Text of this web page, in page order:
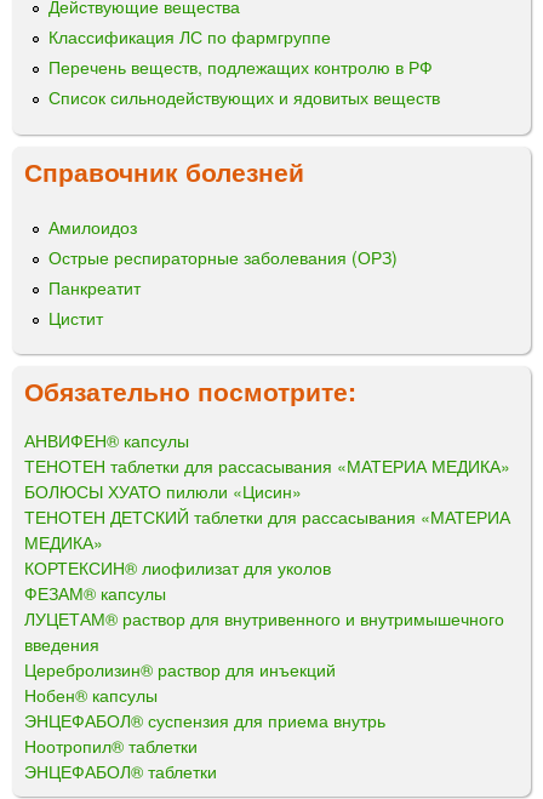
Действующие вещества
Классификация ЛС по фармгруппе
Перечень веществ, подлежащих контролю в РФ
Список сильнодействующих и ядовитых веществ
Справочник болезней
Амилоидоз
Острые респираторные заболевания (ОРЗ)
Панкреатит
Цистит
Обязательно посмотрите:
АНВИФЕН® капсулы
ТЕНОТЕН таблетки для рассасывания «МАТЕРИА МЕДИКА»
БОЛЮСЫ ХУАТО пилюли «Цисин»
ТЕНОТЕН ДЕТСКИЙ таблетки для рассасывания «МАТЕРИА
МЕДИКА»
КОРТЕКСИН® лиофилизат для уколов
ФЕЗАМ® капсулы
ЛУЦЕТАМ® раствор для внутривенного и внутримышечного
введения
Церебролизин® раствор для инъекций
Нобен® капсулы
ЭНЦЕФАБОЛ® суспензия для приема внутрь
Ноотропил® таблетки
ЭНЦЕФАБОЛ® таблетки